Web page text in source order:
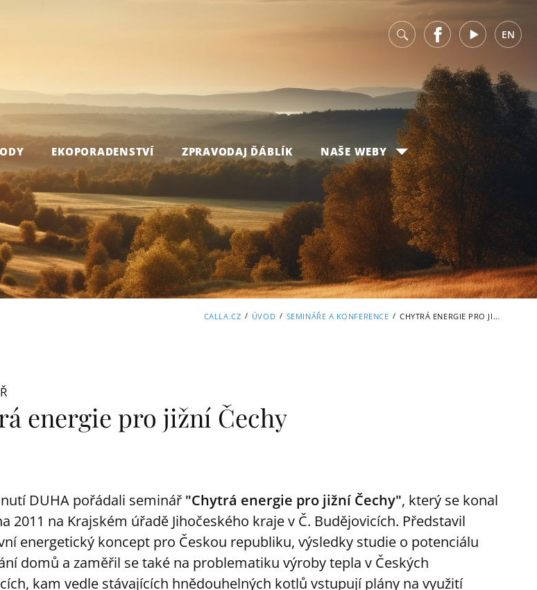
v FacebookYoutube EN
EKOPORADENSTVÍ ZPRAVODAJ ĎÁBLÍK NAŠE WEBY
CALLA.CZ / ÚVOD / SEMINÁŘE A KONFERENCE / CHYTRÁ ENERGIE PRO JIŽNÍ ČECHY
energie pro jižní Čechy
DUHA pořádali seminář "Chytrá energie pro jižní Čechy", který se konal
2011 na Krajském úřadě Jihočeského kraje v Č. Budějovicích. Představil
energetický koncept pro Českou republiku, výsledky studie o potenciálu
domů a zaměřil se také na problematiku výroby tepla v Českých
kam vedle stávajících hnědouhelných kotlů vstupují plány na využití